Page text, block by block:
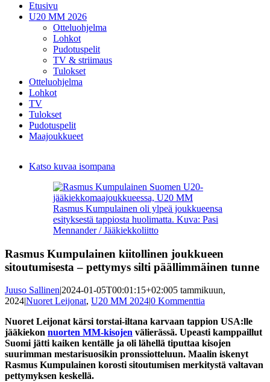
Etusivu
U20 MM 2026
Otteluohjelma
Lohkot
Pudotuspelit
TV & striimaus
Tulokset
Otteluohjelma
Lohkot
TV
Tulokset
Pudotuspelit
Maajoukkueet
Katso kuvaa isompana
Rasmus Kumpulainen oli ylpeä joukkueensa
esityksestä tappiosta huolimatta. Kuva: Pasi
Mennander / Jääkiekkoliitto
Rasmus Kumpulainen kiitollinen joukkueen
sitoutumisesta – pettymys silti päällimmäinen tunne
Juuso Sallinen|2024-01-05T00:01:15+02:005 tammikuun,
2024|Nuoret Leijonat, U20 MM 2024|0 Kommenttia
Nuoret Leijonat kärsi torstai-iltana karvaan tappion USA:lle
jääkiekon nuorten MM-kisojen välierässä. Upeasti kamppaillut
Suomi jätti kaiken kentälle ja oli lähellä tiputtaa kisojen
suurimman mestarisuosikin pronssiotteluun. Maalin iskenyt
Rasmus Kumpulainen korosti sitoutumisen merkitystä valtavan
pettymyksen keskellä.